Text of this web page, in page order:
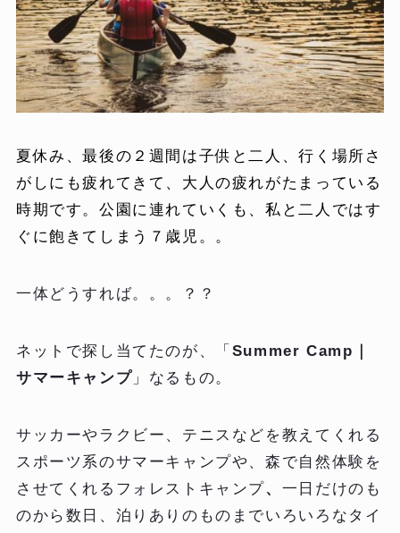
夏休み、最後の２週間は子供と二人、行く場所さ
がしにも疲れてきて、大人の疲れがたまっている
時期です。 公園に連れていくも、私と二人ではす
ぐに飽きてしまう７歳児。。
一体どうすれば。。。？？
ネットで探し当てたのが、「 Summer Camp｜
サマーキャンプ 」なるもの。
サッカーやラクビー、テニスなどを教えてくれる
スポーツ系のサマーキャンプや、森で自然体験を
させてくれるフォレストキャンプ、 一日だけのも
のから数日、泊りありのものまでいろいろなタイ